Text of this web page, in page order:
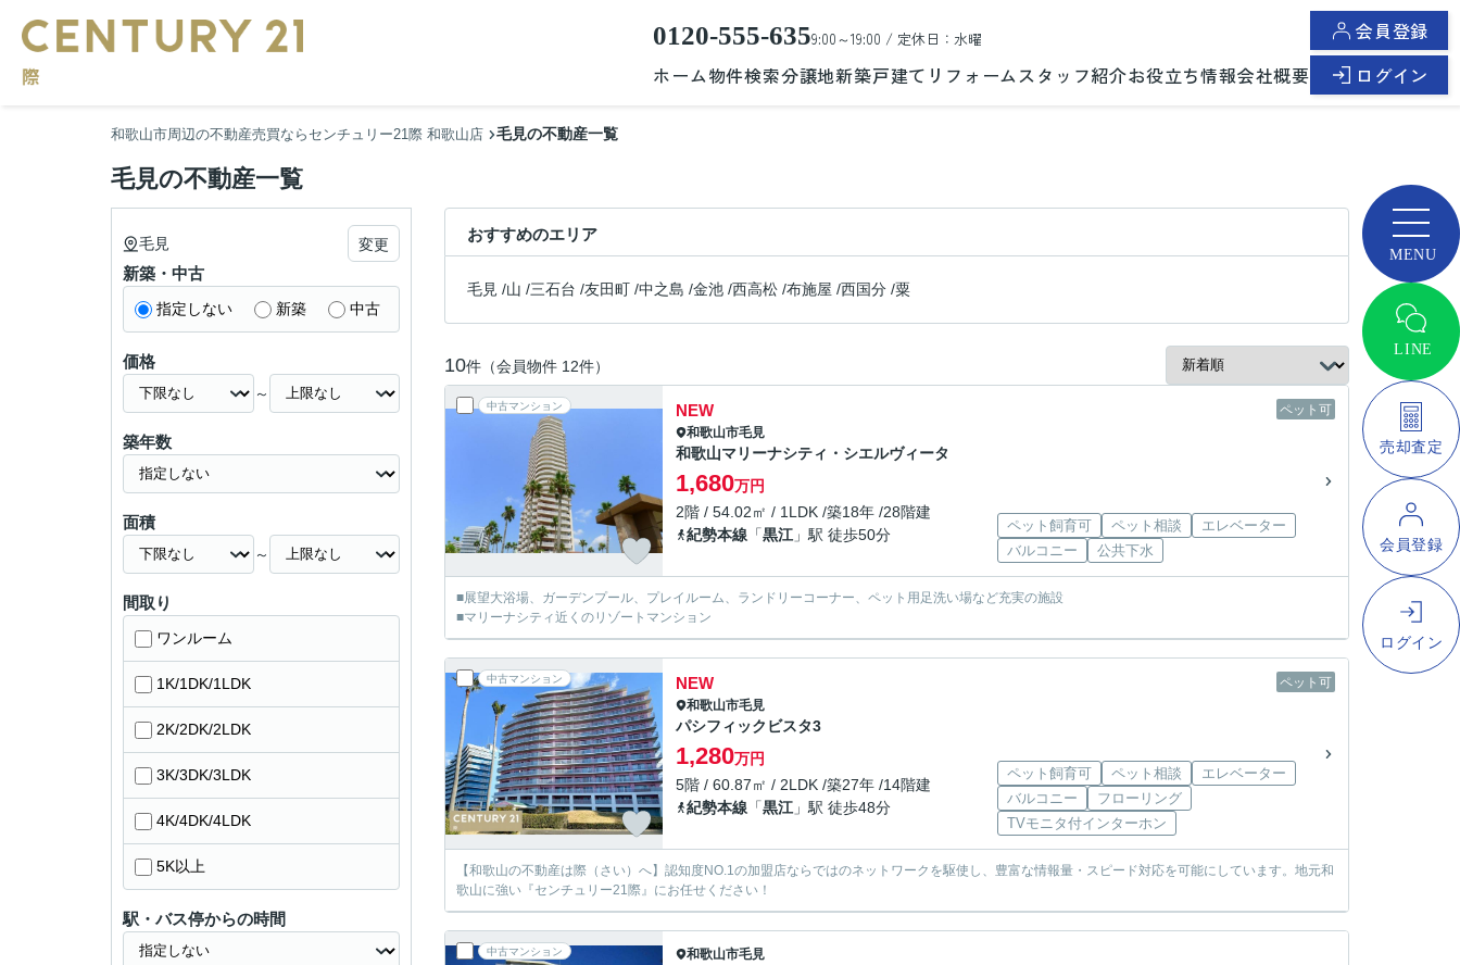
0120-555-6359:00～19:00 / 定休日：水曜
ホーム物件検索分譲地新築戸建て リフォーム スタッフ紹介お役立ち情報会社概要
会員登録
ログイン
和歌山市周辺の不動産売買ならセンチュリー21際 和歌山店 毛見の不動産一覧
毛見の不動産一覧
おすすめのエリア
毛見 /山 /三石台 /友田町 /中之島 /金池 /西高松 /布施屋 /西国分 /粟
10件（会員物件 12件）
中古マンション ペット可
NEW
和歌山市毛見
和歌山マリーナシティ・シエルヴィータ
1,680万円
2階 / 54.02㎡ / 1LDK /築18年 /28階建
紀勢本線 「黒江 」駅 徒歩50分
ペット飼育可 ペット相談
エレベーター
バルコニー
公共下水
■展望大浴場、ガーデンプール、プレイルーム、ランドリーコーナー、ペット用足洗い場など充実の施設
■マリーナシティ近くのリゾートマンション
中古マンション ペット可
NEW
和歌山市毛見
パシフィックビスタ3
1,280万円
5階 / 60.87㎡ / 2LDK /築27年 /14階建
紀勢本線 「黒江 」駅 徒歩48分
ペット飼育可 ペット相談
エレベーター
バルコニー
フローリング
TVモニタ付インターホン
【和歌山の不動産は際（さい）へ】認知度NO.1の加盟店ならではのネットワークを駆使し、豊富な情報量・スピード対応を可能にしています。地元和
歌山に強い『センチュリー21際』にお任せください！
中古マンション 和歌山市毛見
毛見 変更
新築・中古
指定しない 新築 中古
価格
～
築年数
面積
～
間取り
ワンルーム
1K/1DK/1LDK
2K/2DK/2LDK
3K/3DK/3LDK
4K/4DK/4LDK
5K以上
駅・バス停からの時間